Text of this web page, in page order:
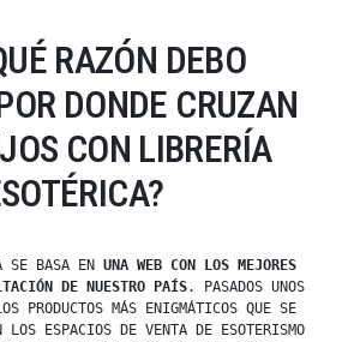
RAZÓN DEBO
DONDE CRUZAN
CON LIBRERÍA
SE BASA EN UNA WEB CON LOS MEJORES
DE NUESTRO PAÍS. PASADOS UNOS
PRODUCTOS MÁS ENIGMÁTICOS QUE SE
LOS ESPACIOS DE VENTA DE ESOTERISMO